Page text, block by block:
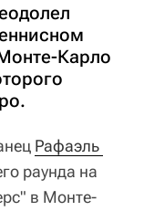
Карло
Рафаэль
раунда на
в Монте-